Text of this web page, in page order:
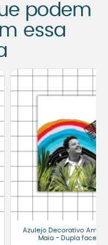
podem
essa
Azulejo Decorativo Amor
Maia - Dupla face ou